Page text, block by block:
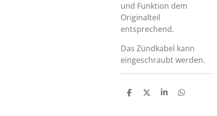
und Funktion dem
Originalteil
entsprechend.
Das Zündkabel kann
eingeschraubt werden.
T
T
T
T